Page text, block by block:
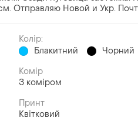
Отправляю Новой и Укр.
Колір:
Блакитний
Чорний
Комір
З коміром
Принт
Квітковий